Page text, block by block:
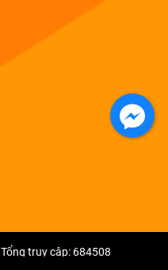
Tổng truy cập: 684508